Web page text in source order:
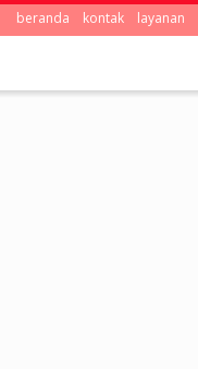
beranda kontak layanan